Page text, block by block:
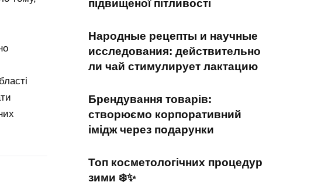
підвищеної пітливості
Народные рецепты и научные
исследования: действительно
ли чай стимулирует лактацию
Брендування товарів:
створюємо корпоративний
імідж через подарунки
Топ косметологічних процедур
зими ❄️✨